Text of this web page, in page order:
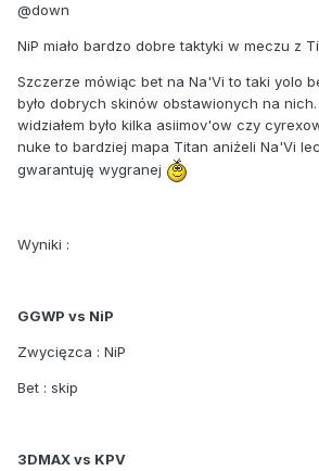
@down
NiP miało bardzo dobre taktyki w meczu z
Szczerze mówiąc bet na Na'Vi to taki yolo
było dobrych skinów obstawionych na
widziałem było kilka asiimov'ow czy
nuke to bardziej mapa Titan aniżeli Na'Vi
gwarantuję wygranej
Wyniki :
GGWP vs NiP
Zwycięzca : NiP
Bet : skip
3DMAX vs KPV